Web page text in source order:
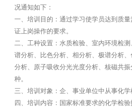
况通知如下：
一、培训目的：通过学习使学员达到质
证上岗操作的要求。
二、工种设置：水质检验、室内环境检
谱分析、比色分析、相分析、极谱分析
分析、原子吸收分光光度分析、核磁共
种。
三、培训对象：企、事业单位中从事化学
四、培训内容：国家标准要求的化学检